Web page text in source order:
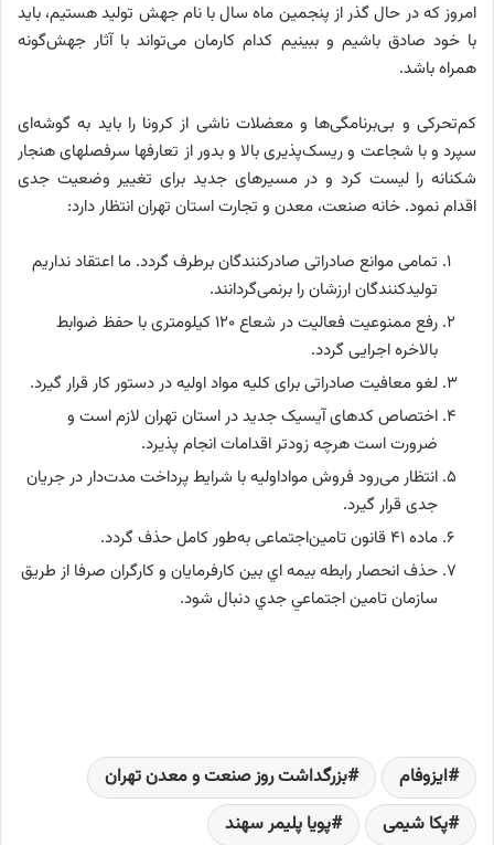
امروز که در حال گذر از پنجمین ماه سال با نام جهش تولید هستیم، باید
با خود صادق باشیم و ببینیم کدام کارمان می‌تواند با آثار جهش‌گونه
همراه باشد.
کم‌تحرکی و بی‌برنامگی‌ها و معضلات ناشی از کرونا را باید به گوشه‌ای
سپرد و با شجاعت و ریسک‌پذیری بالا و بدور از تعارفها سرفصلهای هنجار
شکنانه را لیست کرد و در مسیرهای جدید برای تغییر وضعیت جدی
اقدام نمود. خانه صنعت، معدن و تجارت استان تهران انتظار دارد:
تمامی موانع صادراتی صادرکنندگان برطرف گردد. ما اعتقاد نداریم
تولیدکنندگان ارزشان را برنمی‌گردانند.
رفع ممنوعیت فعالیت در شعاع 120 کیلومتری با حفظ ضوابط
بالاخره اجرایی گردد.
لغو معافیت صادراتی برای کلیه مواد اولیه در دستور کار قرار گیرد.
اختصاص کدهای آیسیک جدید در استان تهران لازم است و
ضرورت است هرچه زودتر اقدامات انجام پذیرد.
انتظار می‌رود فروش مواداولیه با شرایط پرداخت مدت‌دار در جریان
جدی قرار گیرد.
ماده 41 قانون تامین‌اجتماعی به‌طور کامل حذف گردد.
حذف انحصار رابطه بيمه اي بين كارفرمايان و كارگران صرفا از طريق
سازمان تامين اجتماعي جدي دنبال شود.
ایزوفام
بزرگداشت روز صنعت و معدن تهران
پکا شیمی
پویا پلیمر سهند